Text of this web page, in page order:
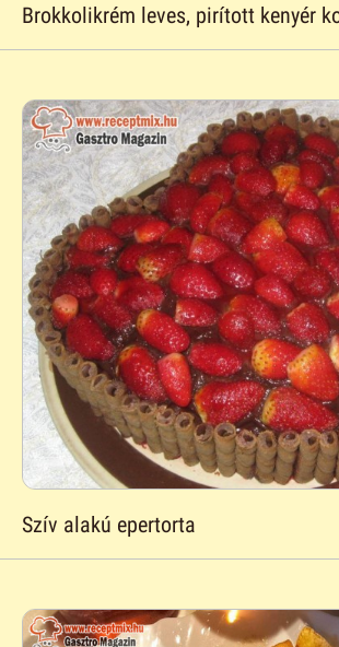
Brokkolikrém leves, pirított kenyér
Szív alakú epertorta